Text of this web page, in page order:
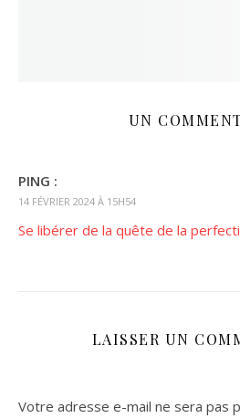
UN
PING :
14 FÉVRIER 2024 À 15H54
Se libérer de la quête de la
LAISSER UN
Votre adresse e-mail ne sera pas